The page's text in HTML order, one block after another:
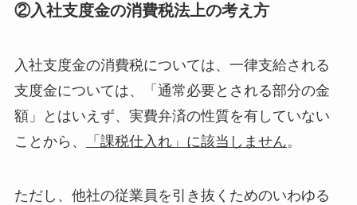
②入社支度金の消費税法上の考え方
入社支度金の消費税については、一律支給される
支度金については、「通常必要とされる部分の金
額」とはいえず、実費弁済の性質を有していない
ことから、
「課税仕入れ」に該当しません。
ただし、他社の従業員を引き抜くためのいわゆる